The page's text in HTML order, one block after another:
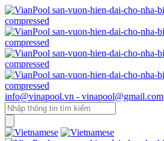
info@vinapool.vn - vinapool@gmail.com